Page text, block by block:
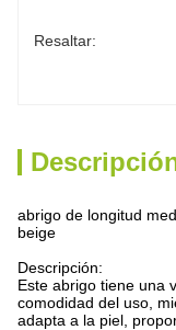
Resaltar:
abrigo de longitud
beige
Descripción:
Este abrigo tiene una
comodidad del uso,
adapta a la piel,